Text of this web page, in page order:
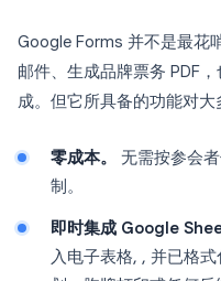
Google Forms 并不是最花
邮件、生成品牌票务 PDF
成。但它所具备的功能对大
零成本。
无需按参会
制。
即时集成 Google
入电子表格, , 并已格